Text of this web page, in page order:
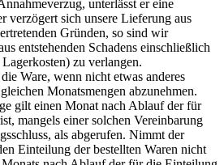
unterlässt er eine
verzögert sich unsere Lieferung aus
Gründen, so sind wir
entstehenden Schadens einschließlich
zu verlangen.
Ware, wenn nicht etwas anderes
Monatsmengen abzunehmen.
gilt einen Monat nach Ablauf der für
mangels einer solchen Vereinbarung
als abgerufen. Nimmt der
Einteilung der bestellten Waren nicht